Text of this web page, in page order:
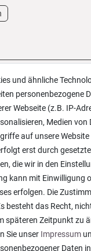
, sehr gute
Rainer T., Rheine
06.08.2026
Kauferfahrung: 27.07.2026
und ähnliche
personenbezogene
Webseite (z.B. IP-
Medien
auf unsere
erst durch
die wir in den
kann mit Einwilligung
erfolgen. Die
besteht das Recht,
späteren Zeitpunkt zu
Sie unser Impressum
Daten